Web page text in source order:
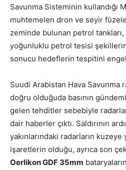
Savunma Sisteminin kullandığı
muhtemelen dron ve seyir
zeminde bulunan petrol
yoğunluklu petrol tesisi
sonucu hedeflerin tespitini
Suudi Arabistan Hava Savunma
doğru olduğuda basının
gelen tehditler sebebiyle
dair haberler çıktı. Saldırının
yakınlarındaki radarların
işaretlerin olduğu, ayrıca son
Oerlikon GDF 35mm